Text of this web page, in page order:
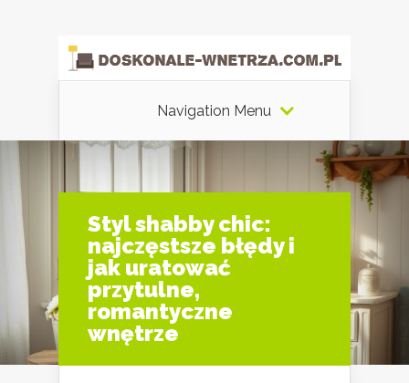
Navigation Menu
Styl shabby chic:
najczęstsze błędy i
jak uratować
przytulne,
romantyczne
wnętrze